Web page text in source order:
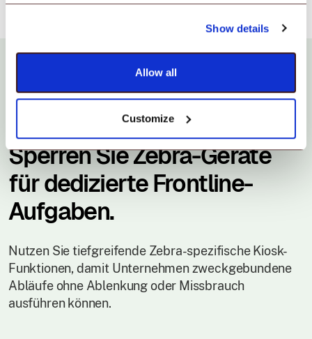
Show details
Allow all
Customize
Scalefusion für Rugged Device Management
Sperren Sie Zebra-Geräte
für dedizierte Frontline-
Aufgaben.
Nutzen Sie tiefgreifende Zebra-spezifische Kiosk-
Funktionen, damit Unternehmen zweckgebundene
Abläufe ohne Ablenkung oder Missbrauch
ausführen können.